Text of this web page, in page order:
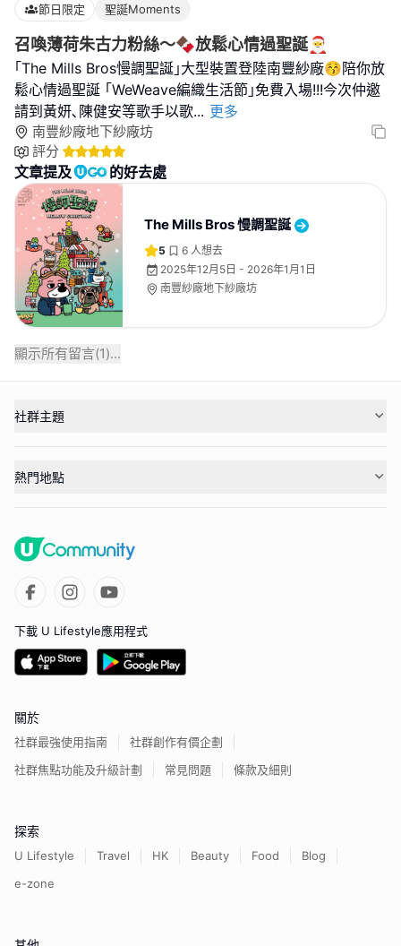
節日限定 聖誕Moments
召喚薄荷朱古力粉絲～🍫放鬆心情過聖誕🎅
｢The Mills Bros慢調聖誕｣大型裝置登陸南豐紗廠😚陪你放
鬆心情過聖誕 ｢WeWeave編織生活節｣免費入場!!!今次仲邀
請到黃妍､陳健安等歌手以歌... 更多
南豐紗廠地下紗廠坊
評分
文章提及 的好去處
The Mills Bros 慢調聖誕
5 6 人想去
2025年12月5日 - 2026年1月1日
南豐紗廠地下紗廠坊
顯示所有留言(1)...
社群主題
熱門地點
下載 U Lifestyle應用程式
關於
社群最強使用指南
社群創作有價企劃
社群焦點功能及升級計劃
常見問題 條款及細則
探索
U Lifestyle Travel HK Beauty Food
Blog
e-zone